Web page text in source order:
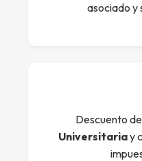
asociado y
Descuento
Universitariay